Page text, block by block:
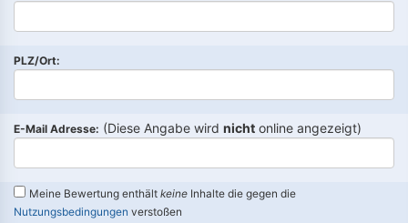
PLZ/Ort:
E-Mail Adresse: (Diese Angabe wird nicht online angezeigt)
Meine Bewertung enthält keine Inhalte die gegen die
Nutzungsbedingungen verstoßen